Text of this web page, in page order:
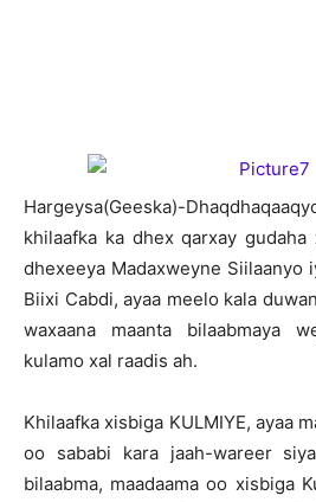
Hargeysa(Geeska)-
khilaafka ka dhex qarxay gudaha
dhexeeya Madaxweyne Siilaanyo
Biixi Cabdi, ayaa meelo kala
waxaana maanta bilaabmaya
kulamo xal raadis ah.
Khilaafka xisbiga KULMIYE, ayaa
oo sababi kara jaah-wareer
bilaabma, maadaama oo xisbiga